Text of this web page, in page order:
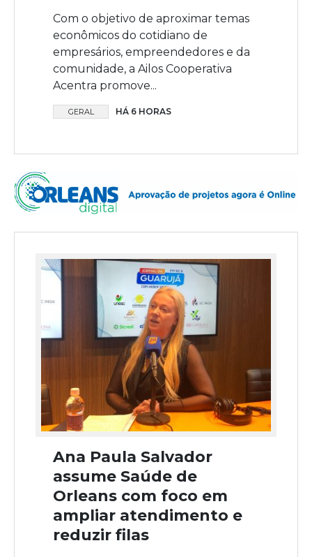
Com o objetivo de aproximar temas
econômicos do cotidiano de
empresários, empreendedores e da
comunidade, a Ailos Cooperativa
Acentra promove...
GERAL HÁ 6 HORAS
Ana Paula Salvador
assume Saúde de
Orleans com foco em
ampliar atendimento e
reduzir filas